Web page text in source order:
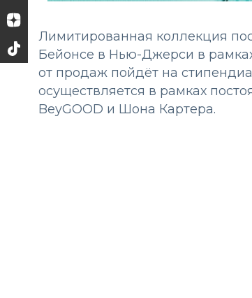
Лимитированная коллекция
Бейонсе в Нью-Джерси в
от продаж пойдёт на
осуществляется в рамках
BeyGOOD и Шона Картера.